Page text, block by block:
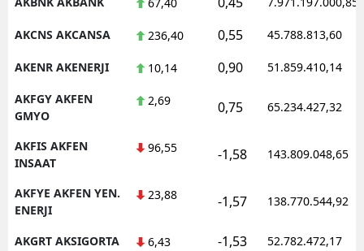
AKCNS AKCANSA 236,40 0,55 45.788.813,60
AKENR AKENERJI 10,14 0,90 51.859.410,14
AKFGY AKFEN
GMYO
2,69 0,75 65.234.427,32
AKFIS AKFEN
INSAAT
96,55 -1,58 143.809.048,65
AKFYE AKFEN YEN.
ENERJI
23,88 -1,57 138.770.544,92
AKGRT AKSIGORTA 6,43 -1,53 52.782.472,17